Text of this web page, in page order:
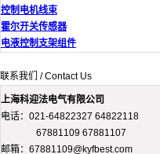
控制电机线束
霍尔开关传感器
电液控制支架组件
联系我们 / Contact Us
上海科迎法电气有限公司
电话：021-64822327 64822118
67881109 67881107
邮箱：67881109@kyfbest.com